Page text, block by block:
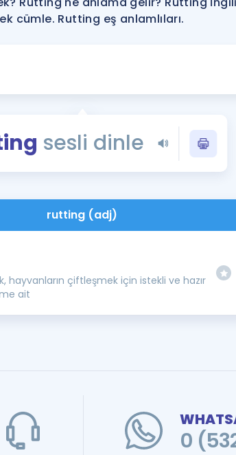
YDS ve YÖKDİL'e
Tüm ÖSYM
YDS - YÖKDİL
İngilizce Gramer
cümle. Rutting eş anlamlıları.
sesli dinle
rutting (adj)
hayvanların çiftleşmek için istekli ve hazır
ait
0